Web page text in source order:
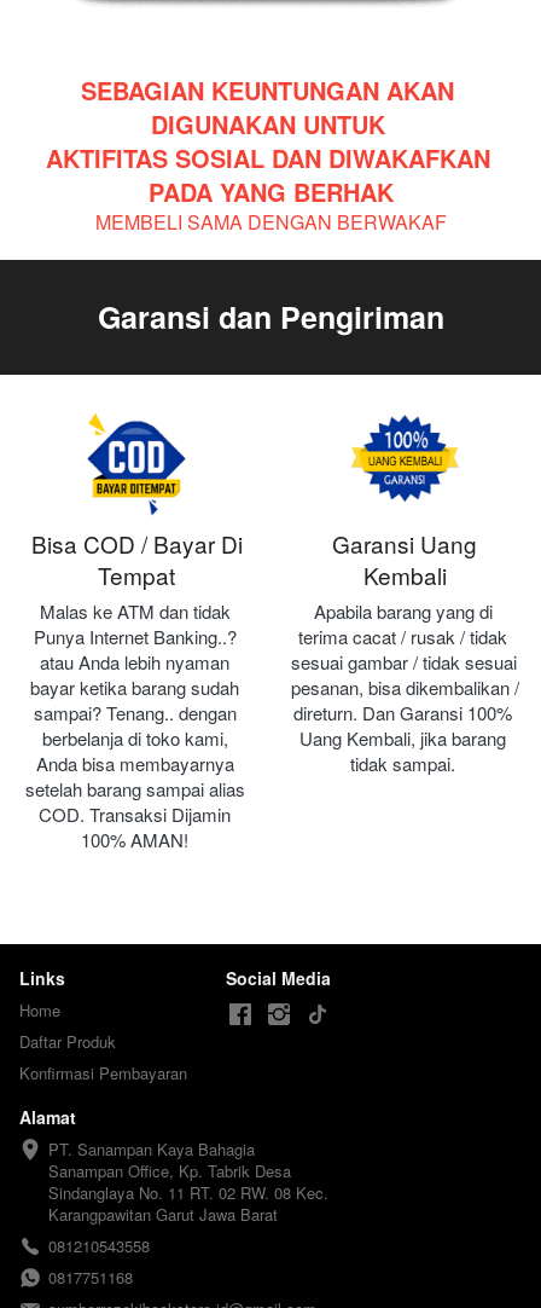
SEBAGIAN KEUNTUNGAN AKAN
DIGUNAKAN UNTUK
AKTIFITAS SOSIAL DAN DIWAKAFKAN
PADA YANG BERHAK
MEMBELI SAMA DENGAN BERWAKAF
Garansi dan Pengiriman
Bisa COD / Bayar Di
Tempat
Malas ke ATM dan tidak
Punya Internet Banking..?
atau Anda lebih nyaman
bayar ketika barang sudah
sampai? Tenang.. dengan
berbelanja di toko kami,
Anda bisa membayarnya
setelah barang sampai alias
COD. Transaksi Dijamin
100% AMAN!
Garansi Uang
Kembali
Apabila barang yang di
terima cacat / rusak / tidak
sesuai gambar / tidak sesuai
pesanan, bisa dikembalikan /
direturn. Dan Garansi 100%
Uang Kembali, jika barang
tidak sampai.
Links
Home
Daftar Produk
Konfirmasi Pembayaran
Social Media
Alamat
PT. Sanampan Kaya Bahagia
Sanampan Office, Kp. Tabrik Desa
Sindanglaya No. 11 RT. 02 RW. 08 Kec.
Karangpawitan Garut Jawa Barat
081210543558
0817751168